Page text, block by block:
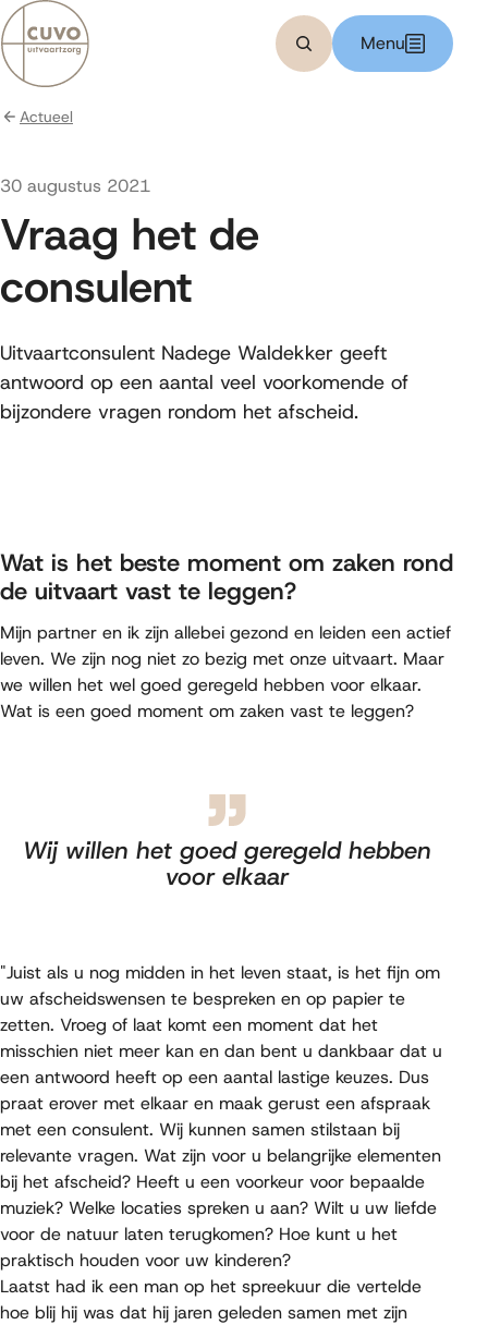
Zoeken
Menu
Bereken kosten
Actueel
Vraag het de
consulent
Gepubliceerd op
30 augustus 2021
Uitvaartconsulent Nadege Waldekker geeft
antwoord op een aantal veel voorkomende of
bijzondere vragen rondom het afscheid.
Wat is het beste moment om zaken rond
de uitvaart vast te leggen?
Mijn partner en ik zijn allebei gezond en leiden een actief
leven. We zijn nog niet zo bezig met onze uitvaart. Maar
we willen het wel goed geregeld hebben voor elkaar.
Wat is een goed moment om zaken vast te leggen?
Wij willen het goed geregeld hebben
voor elkaar
"Juist als u nog midden in het leven staat, is het fijn om
uw afscheidswensen te bespreken en op papier te
zetten. Vroeg of laat komt een moment dat het
misschien niet meer kan en dan bent u dankbaar dat u
een antwoord heeft op een aantal lastige keuzes. Dus
praat erover met elkaar en maak gerust een afspraak
met een consulent. Wij kunnen samen stilstaan bij
relevante vragen. Wat zijn voor u belangrijke elementen
bij het afscheid? Heeft u een voorkeur voor bepaalde
muziek? Welke locaties spreken u aan? Wilt u uw liefde
voor de natuur laten terugkomen? Hoe kunt u het
praktisch houden voor uw kinderen?
Laatst had ik een man op het spreekuur die vertelde
hoe blij hij was dat hij jaren geleden samen met zijn